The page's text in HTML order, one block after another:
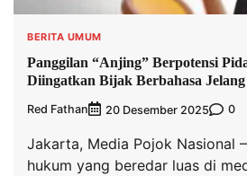
BERITA UMUM
Panggilan “Anjing” Berpotensi
Diingatkan Bijak Berbahasa
Red Fathan 20 Desember 2025 0
Jakarta, Media Pojok Nasional
hukum yang beredar luas di